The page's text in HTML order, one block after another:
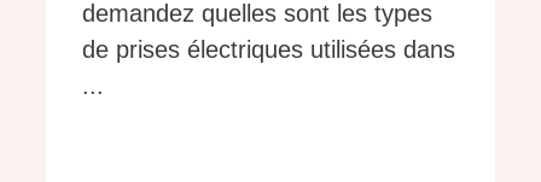
demandez quelles sont les types
de prises électriques utilisées dans
...